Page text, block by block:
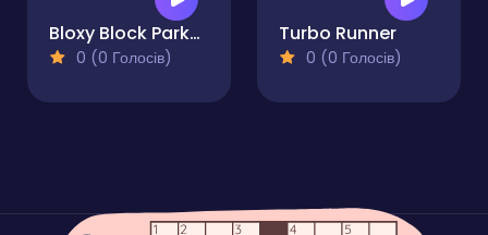
Bloxy Block Parkour
0 (0 Голосів)
Turbo Runner
0 (0 Голосів)